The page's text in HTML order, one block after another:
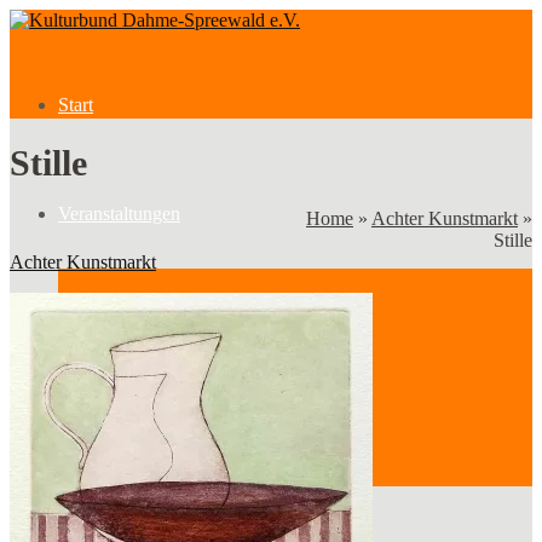
Start
Veranstaltungen
Veranstaltungen
Kategorien
Stille
Home » Achter Kunstmarkt »
Stille
Achter Kunstmarkt